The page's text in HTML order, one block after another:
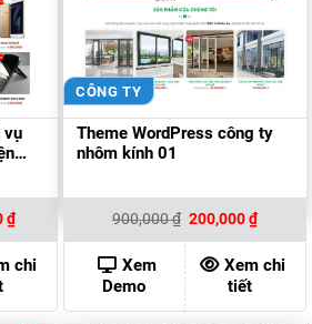
vụ
₫.
₫Giá
hiện
tại
là:
200,000 ₫.
chi
CÔNG TY
Theme WordPress công ty
nhôm kính 01
900,000₫ Giá
là:
900,000 ₫.
200,000₫Giá
hiện
tại
là:
Xem
Demo
Xem chi
tiết